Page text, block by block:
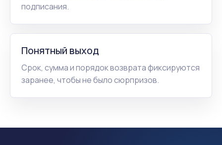
подписания.
Понятный выход
Срок, сумма и порядок возврата фиксируются
заранее, чтобы не было сюрпризов.